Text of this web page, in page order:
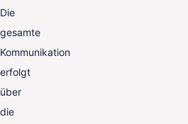
Die
gesamte
Kommunikation
erfolgt
über
die